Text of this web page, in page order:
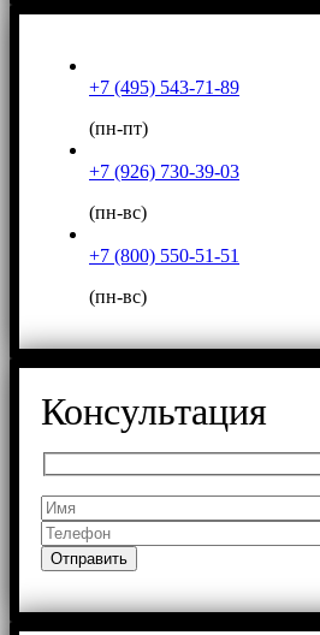
+7 (495) 543-71-89
(пн-пт)
+7 (926) 730-39-03
(пн-вс)
+7 (800) 550-51-51
(пн-вс)
Консультация